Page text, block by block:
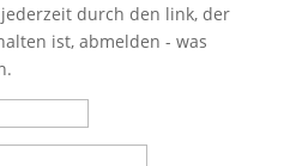
durch den link, der
ist, abmelden - was